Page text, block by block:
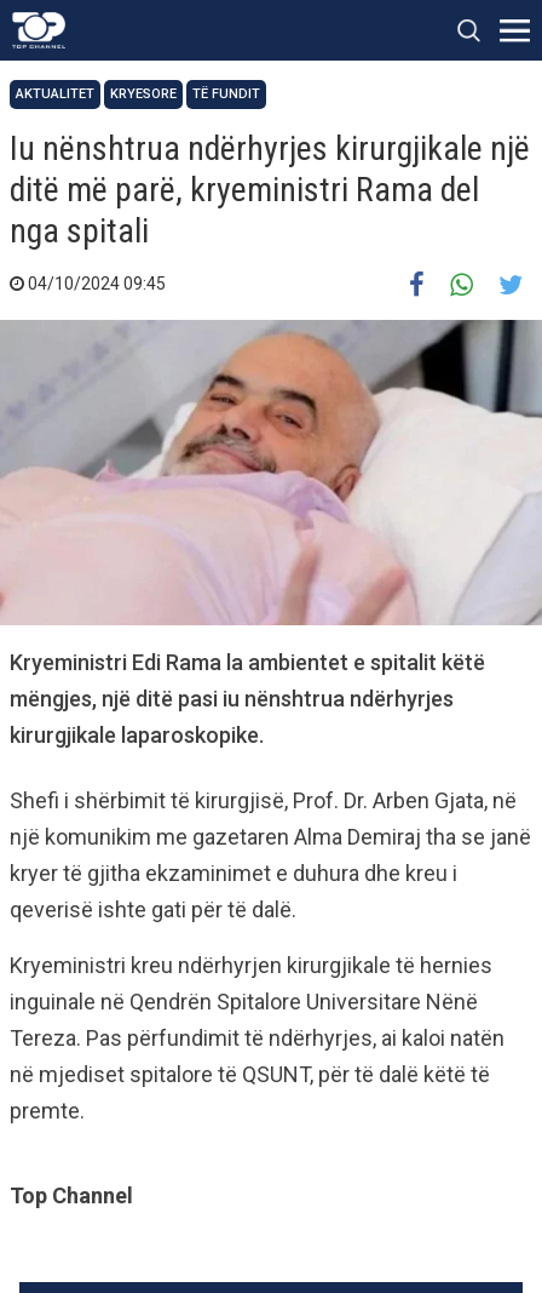
AKTUALITET KRYESORE TË FUNDIT
Iu nënshtrua ndërhyrjes kirurgjikale një
ditë më parë, kryeministri Rama del
nga spitali
04/10/2024 09:45
Kryeministri Edi Rama la ambientet e spitalit këtë
mëngjes, një ditë pasi iu nënshtrua ndërhyrjes
kirurgjikale laparoskopike.
Shefi i shërbimit të kirurgjisë, Prof. Dr. Arben Gjata, në
një komunikim me gazetaren Alma Demiraj tha se janë
kryer të gjitha ekzaminimet e duhura dhe kreu i
qeverisë ishte gati për të dalë.
Kryeministri kreu ndërhyrjen kirurgjikale të hernies
inguinale në Qendrën Spitalore Universitare Nënë
Tereza. Pas përfundimit të ndërhyrjes, ai kaloi natën
në mjediset spitalore të QSUNT, për të dalë këtë të
premte.
Top Channel